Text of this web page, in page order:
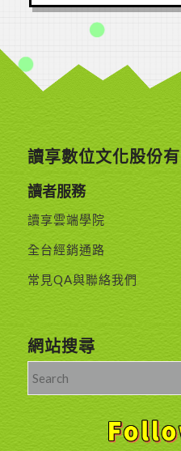
讀享數位文化股份
讀者服務
讀享雲端學院
全台經銷通路
常見QA與聯絡我們
網站搜尋